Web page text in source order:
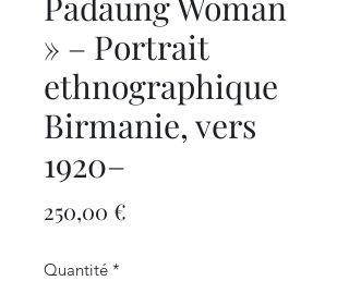
» – Portrait
ethnographique
Birmanie, vers
1920–
250,00 €
Quantité *